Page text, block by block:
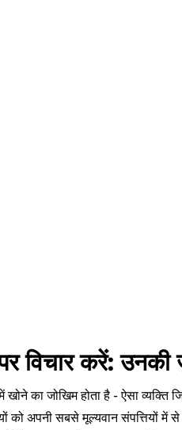
विचार करें:
खोने का जोखिम होता है - ऐसा
को अपनी सबसे मूल्यवान संपत्तियों